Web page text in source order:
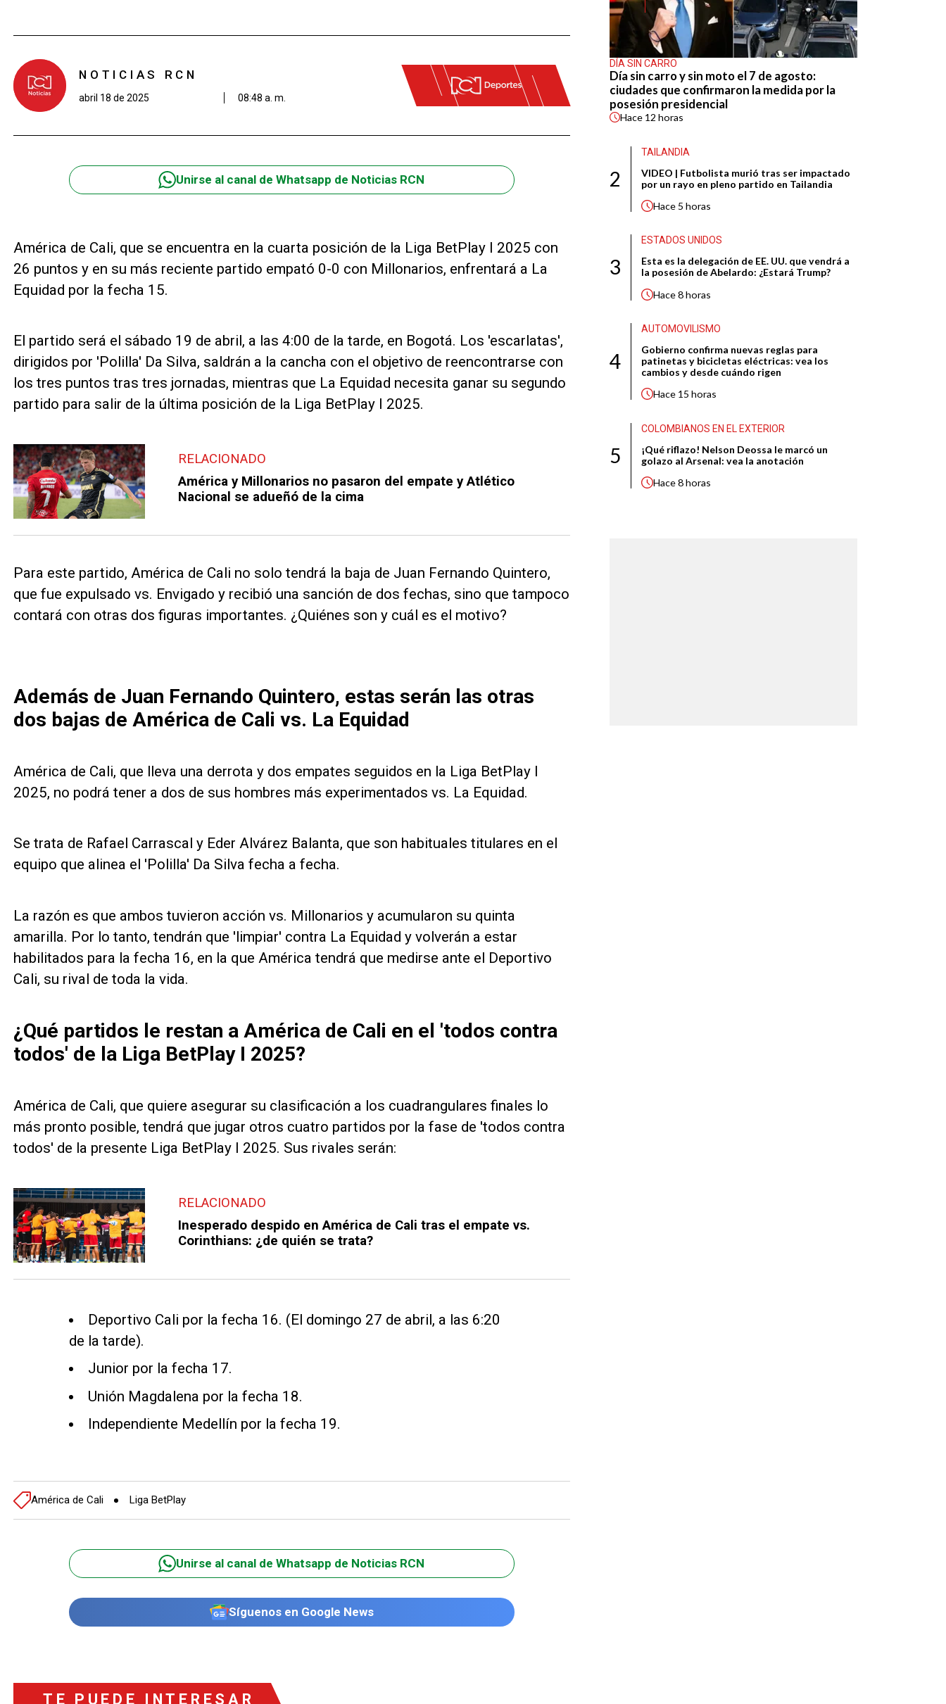
NOTICIAS RCN
abril 18 de 2025 08:48 a. m.
Unirse al canal de Whatsapp de Noticias RCN
América de Cali, que se encuentra en la cuarta posición de la Liga BetPlay I 2025 con
26 puntos y en su más reciente partido empató 0-0 con Millonarios, enfrentará a La
Equidad por la fecha 15.
El partido será el sábado 19 de abril, a las 4:00 de la tarde, en Bogotá. Los 'escarlatas',
dirigidos por 'Polilla' Da Silva, saldrán a la cancha con el objetivo de reencontrarse con
los tres puntos tras tres jornadas, mientras que La Equidad necesita ganar su segundo
partido para salir de la última posición de la Liga BetPlay I 2025.
RELACIONADO
América y Millonarios no pasaron del empate y Atlético
Nacional se adueñó de la cima
Para este partido, América de Cali no solo tendrá la baja de Juan Fernando Quintero,
que fue expulsado vs. Envigado y recibió una sanción de dos fechas, sino que tampoco
contará con otras dos figuras importantes. ¿Quiénes son y cuál es el motivo?
Además de Juan Fernando Quintero, estas serán las otras
dos bajas de América de Cali vs. La Equidad
América de Cali, que lleva una derrota y dos empates seguidos en la Liga BetPlay I
2025, no podrá tener a dos de sus hombres más experimentados vs. La Equidad.
Se trata de Rafael Carrascal y Eder Alvárez Balanta, que son habituales titulares en el
equipo que alinea el 'Polilla' Da Silva fecha a fecha.
La razón es que ambos tuvieron acción vs. Millonarios y acumularon su quinta
amarilla. Por lo tanto, tendrán que 'limpiar' contra La Equidad y volverán a estar
habilitados para la fecha 16, en la que América tendrá que medirse ante el Deportivo
Cali, su rival de toda la vida.
¿Qué partidos le restan a América de Cali en el 'todos contra
todos' de la Liga BetPlay I 2025?
América de Cali, que quiere asegurar su clasificación a los cuadrangulares finales lo
más pronto posible, tendrá que jugar otros cuatro partidos por la fase de 'todos contra
todos' de la presente Liga BetPlay I 2025. Sus rivales serán:
RELACIONADO
Inesperado despido en América de Cali tras el empate vs.
Corinthians: ¿de quién se trata?
Deportivo Cali por la fecha 16. (El domingo 27 de abril, a las 6:20
de la tarde).
Junior por la fecha 17.
Unión Magdalena por la fecha 18.
Independiente Medellín por la fecha 19.
América de Cali Liga BetPlay
Unirse al canal de Whatsapp de Noticias RCN
Síguenos en Google News
DÍA SIN CARRO
Día sin carro y sin moto el 7 de agosto:
ciudades que confirmaron la medida por la
posesión presidencial
Hace 12 horas
2
TAILANDIA
VIDEO | Futbolista murió tras ser impactado
por un rayo en pleno partido en Tailandia
Hace 5 horas
3
ESTADOS UNIDOS
Esta es la delegación de EE. UU. que vendrá a
la posesión de Abelardo: ¿Estará Trump?
Hace8 horas
4
AUTOMOVILISMO
Gobierno confirma nuevas reglas para
patinetas y bicicletas eléctricas: vea los
cambios y desde cuándo rigen
Hace 15 horas
5
COLOMBIANOS EN EL EXTERIOR
¡Qué riflazo! Nelson Deossa le marcó un
golazo al Arsenal: vea la anotación
Hace8 horas
TE PUEDE INTERESAR